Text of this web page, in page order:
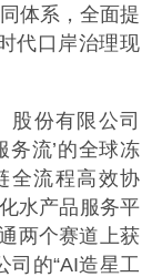
体系，全面提
代口岸治理现
股份有限公司
务流’的全球冻
全流程高效协
水产品服务平
两个赛道上获
司的“AI造星工